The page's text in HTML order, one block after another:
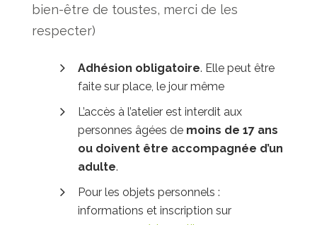
bien-être de toustes, merci de les
respecter)
Adhésion obligatoire. Elle peut être
faite sur place, le jour même
L’accès à l’atelier est interdit aux
personnes âgées de moins de 17 ans
ou doivent être accompagnée d’un
adulte.
Pour les objets personnels :
informations et inscription sur